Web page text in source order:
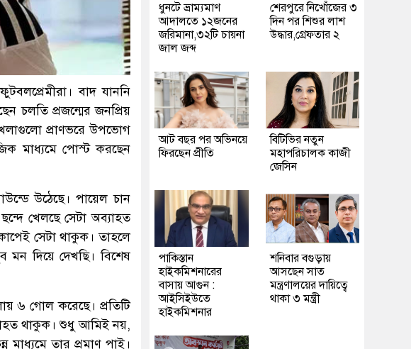
বাদ যাননি
চলতি প্রজন্মের জনপ্রিয়
প্রাণভরে উপভোগ
মাধ্যমে পোস্ট করছেন
উঠেছে। পায়েল চান
খেলছে সেটা অব্যাহত
সেটা থাকুক। তাহলে
মন দিয়ে দেখছি। বিশেষ
৬ গোল করেছে। প্রতিটি
থাকুক। শুধু আমিই নয়,
মাধ্যমে তার প্রমাণ পাই।
ধুনটে ভ্রাম্যমাণ
আদালতে ১২জনের
জরিমানা,৩২টি চায়না
জাল জব্দ
শেরপুরে নিখোঁজের ৩
দিন পর শিশুর লাশ
উদ্ধার,গ্রেফতার ২
আট বছর পর অভিনয়ে
ফিরছেন প্রীতি
বিটিভির নতুন
মহাপরিচালক কাজী
জেসিন
পাকিস্তান
হাইকমিশনারের
বাসায় আগুন :
আইসিইউতে
হাইকমিশনার
শনিবার বগুড়ায়
আসছেন সাত
মন্ত্রণালয়ের দায়িত্বে
থাকা ৩ মন্ত্রী